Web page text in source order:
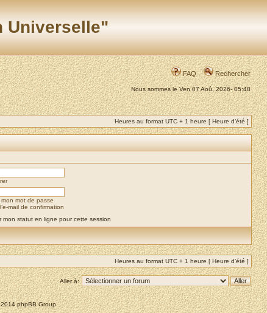
Universelle"
FAQ Rechercher
Nous sommes le Ven 07 Aoû, 2026- 05:48
Heures au format UTC + 1 heure [ Heure d’été ]
mon mot de passe
mail de confirmation
mon statut en ligne pour cette session
Heures au format UTC + 1 heure [ Heure d’été ]
Aller à:
phpBB Group